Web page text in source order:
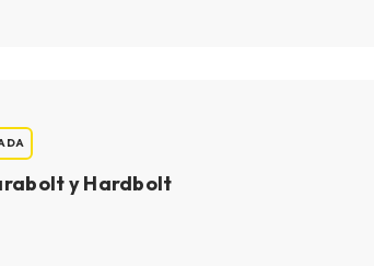
y Hardbolt